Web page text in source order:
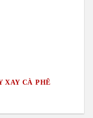
XAY CÀ PHÊ